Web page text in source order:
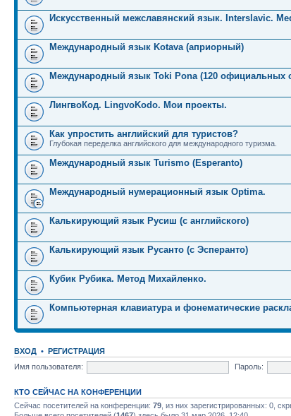
Искусственный межславянский язык. Interslavic.
Международный язык Kotava (априорный)
Международный язык Toki Pona (120 официальных
ЛингвоКод. LingvoKodo. Мои проекты.
Как упростить английский для туристов?
Глубокая переделка английского для международного туризма.
Международный язык Turismo (Esperanto)
Международный нумерационный язык Optima.
Калькирующий язык Русиш (с английского)
Калькирующий язык Русанто (с Эсперанто)
Кубик Рубика. Метод Михайленко.
Компьютерная клавиатура и фонематические
ВХОД • РЕГИСТРАЦИЯ
Имя пользователя:
Пароль:
КТО СЕЙЧАС НА КОНФЕРЕНЦИИ
Сейчас посетителей на конференции: 79 , из них зарегистрированных: 0,